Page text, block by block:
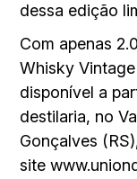
dessa edição
Com apenas
Whisky
disponível a
destilaria, no
Gonçalves
site